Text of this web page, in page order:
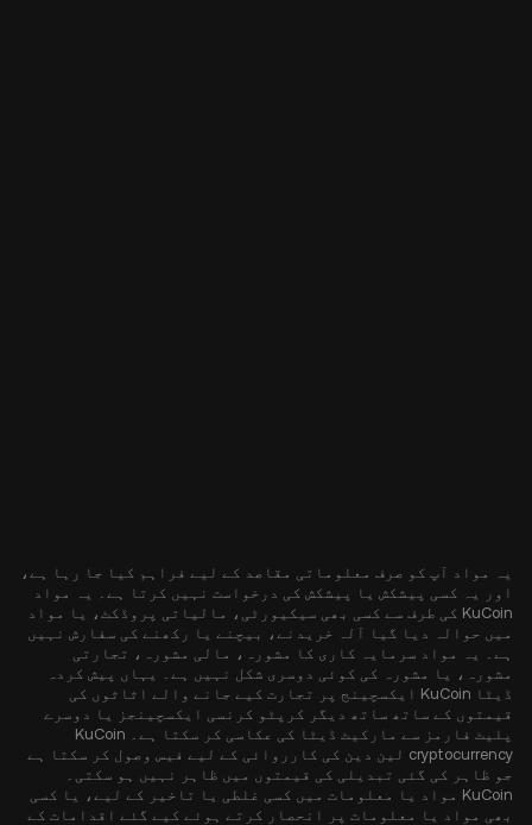
یہ مواد آپ کو صرف معلوماتی مقاصد کے لیے فراہم کیا جا رہا ہے،
اور یہ کسی پیشکش یا پیشکش کی درخواست نہیں کرتا ہے۔ یہ مواد
KuCoin کی طرف سے کسی بھی سیکیورٹی، مالیاتی پروڈکٹ، یا مواد
میں حوالہ دیا گیا آلہ خریدنے، بیچنے یا رکھنے کی سفارش نہیں
ہے۔ یہ مواد سرمایہ کاری کا مشورہ، مالی مشورہ، تجارتی
مشورہ، یا مشورہ کی کوئی دوسری شکل نہیں ہے۔ یہاں پیش کردہ
ڈیٹا KuCoin ایکسچینج پر تجارت کیے جانے والے اثاثوں کی
قیمتوں کے ساتھ ساتھ دیگر کرپٹو کرنسی ایکسچینجز یا دوسرے
پلیٹ فارمز سے مارکیٹ ڈیٹا کی عکاسی کر سکتا ہے۔ KuCoin
cryptocurrency لین دین کی کارروائی کے لیے فیس وصول کر سکتا ہے
جو ظاہر کی گئی تبدیلی کی قیمتوں میں ظاہر نہیں ہو سکتی۔
KuCoin مواد یا معلومات میں کسی غلطی یا تاخیر کے لیے، یا کسی
بھی مواد یا معلومات پر انحصار کرتے ہوئے کیے گئے اقدامات کے